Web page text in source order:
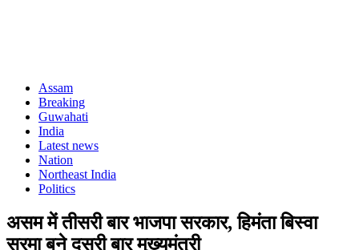
Assam
Breaking
Guwahati
India
Latest news
Nation
Northeast India
Politics
असम में तीसरी बार भाजपा सरकार, हिमंता बिस्वा
सरमा बने दूसरी बार मुख्यमंत्री